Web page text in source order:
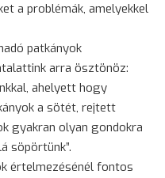
a problémák, amelyekkel
patkányok
arra ösztönöz:
ahelyett hogy
a sötét, rejtett
gyakran olyan gondokra
söpörtünk”.
értelmezésénél fontos